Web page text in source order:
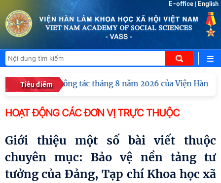
E-office English
Tiêu điểm
giao ban công tác tháng 8 năm 2026 của Viện Hàn lâm
HOẠT ĐỘNG CÁC ĐƠN VỊ TRỰC THUỘC
Giới thiệu một số bài viết thuộc
chuyên mục: Bảo vệ nền tảng tư
tưởng của Đảng, Tạp chí Khoa học xã